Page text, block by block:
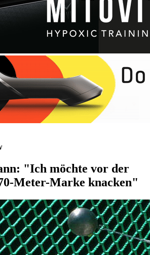
"Ich möchte vor der
Meter-Marke knacken"